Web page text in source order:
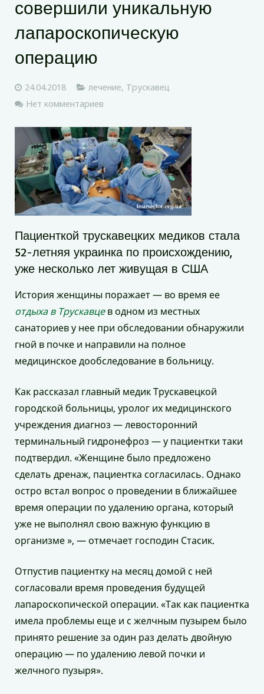
совершили уникальную
лапароскопическую
операцию
24.04.2018 лечение, Трускавец
Нет комментариев
Пациенткой трускавецких медиков стала
52-летняя украинка по происхождению,
уже несколько лет живущая в США
История женщины поражает — во время ее
отдыха в Трускавцев одном из местных
санаториев у нее при обследовании обнаружили
гной в почке и направили на полное
медицинское дообследование в больницу.
Как рассказал главный медик Трускавецкой
городской больницы, уролог их медицинского
учреждения диагноз — левосторонний
терминальный гидронефроз — у пациентки таки
подтвердил. «Женщине было предложено
сделать дренаж, пациентка согласилась. Однако
остро встал вопрос о проведении в ближайшее
время операции по удалению органа, который
уже не выполнял свою важную функцию в
организме », — отмечает господин Стасик.
Отпустив пациентку на месяц домой с ней
согласовали время проведения будущей
лапароскопической операции. «Так как пациентка
имела проблемы еще и с желчным пузырем было
принято решение за один раз делать двойную
операцию — по удалению левой почки и
желчного пузыря».